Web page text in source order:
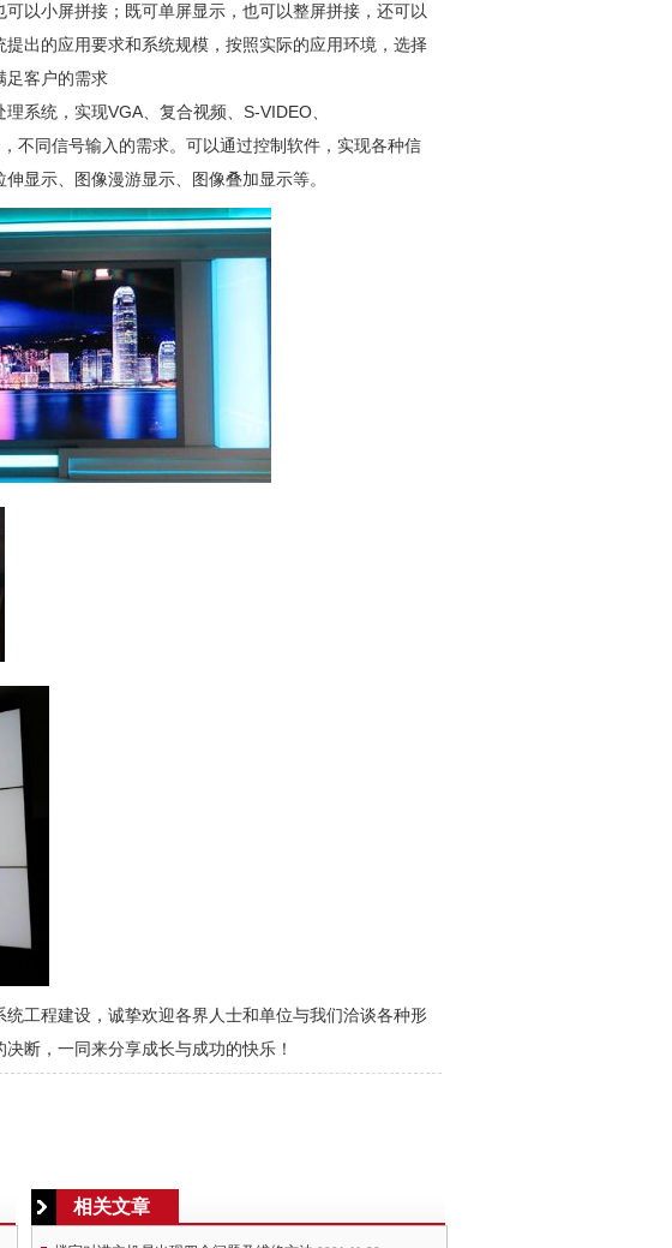
以小屏拼接；既可单屏显示，也可以整屏拼接，还可以
出的应用要求和系统规模，按照实际的应用环境，选择
足客户的需求
系统，实现VGA、复合视频、S-VIDEO、
不同信号输入的需求。可以通过控制软件，实现各种信
显示、图像漫游显示、图像叠加显示等。
统工程建设，诚挚欢迎各界人士和单位与我们洽谈各种形
断，一同来分享成长与成功的快乐！
相关文章